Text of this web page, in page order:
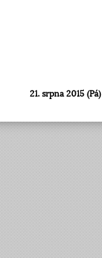
21. srpna 2015